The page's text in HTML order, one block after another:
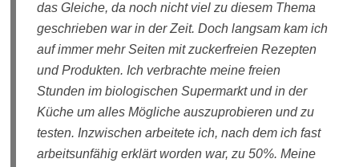
das Gleiche, da noch nicht viel zu diesem Thema
geschrieben war in der Zeit. Doch langsam kam ich
auf immer mehr Seiten mit zuckerfreien Rezepten
und Produkten. Ich verbrachte meine freien
Stunden im biologischen Supermarkt und in der
Küche um alles Mögliche auszuprobieren und zu
testen. Inzwischen arbeitete ich, nach dem ich fast
arbeitsunfähig erklärt worden war, zu 50%. Meine